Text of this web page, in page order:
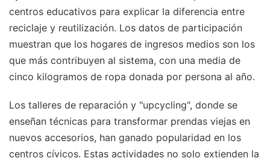
centros educativos para explicar la diferencia entre
reciclaje y reutilización. Los datos de participación
muestran que los hogares de ingresos medios son los
que más contribuyen al sistema, con una media de
cinco kilogramos de ropa donada por persona al año.
Los talleres de reparación y "upcycling", donde se
enseñan técnicas para transformar prendas viejas en
nuevos accesorios, han ganado popularidad en los
centros cívicos. Estas actividades no solo extienden la